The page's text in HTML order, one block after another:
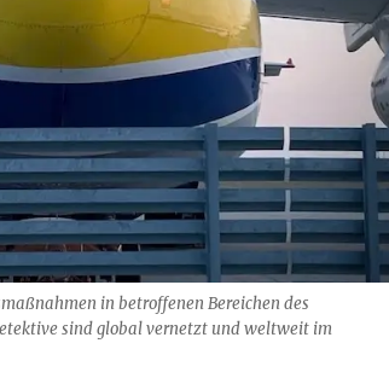
in betroffenen Bereichen des
sind global vernetzt und weltweit im